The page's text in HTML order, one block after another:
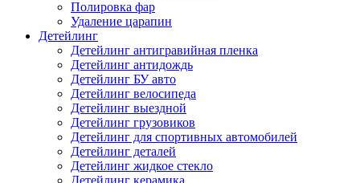
Полировка фар
Удаление царапин
Детейлинг
Детейлинг антигравийная пленка
Детейлинг антидождь
Детейлинг БУ авто
Детейлинг велосипеда
Детейлинг выездной
Детейлинг грузовиков
Детейлинг для спортивных автомобилей
Детейлинг деталей
Детейлинг жидкое стекло
Детейлинг керамика